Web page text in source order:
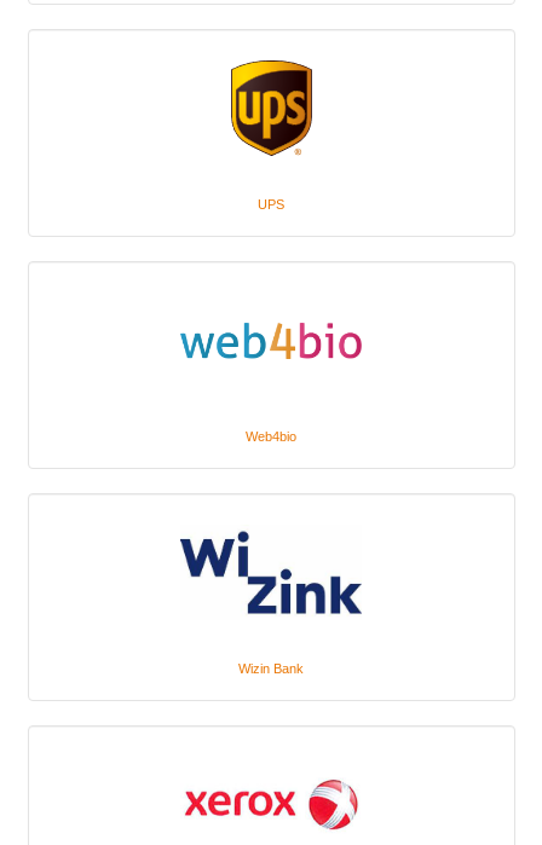
UPS
Web4bio
Wizin Bank